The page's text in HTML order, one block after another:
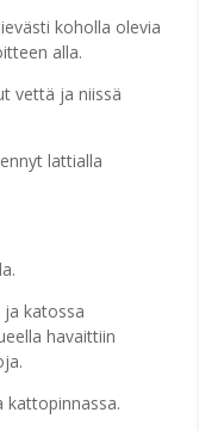
koholla olevia
alla.
vettä ja niissä
lattialla
ja katossa
havaittiin
kattopinnassa.